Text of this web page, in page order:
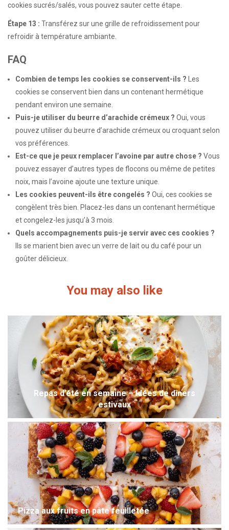
cookies sucrés/salés, vous pouvez sauter cette étape.
Étape 13 : Transférez sur une grille de refroidissement pour
refroidir à température ambiante.
FAQ
Combien de temps les cookies se conservent-ils ? Les
cookies se conservent bien dans un contenant hermétique
pendant environ une semaine.
Puis-je utiliser du beurre d’arachide crémeux ? Oui, vous
pouvez utiliser du beurre d’arachide crémeux ou croquant selon
vos préférences.
Est-ce que je peux remplacer l’avoine par autre chose ? Vous
pouvez essayer d’autres types de flocons ou même de petites
noix, mais l’avoine ajoute une texture unique.
Les cookies peuvent-ils être congelés ? Oui, ces cookies se
congèlent très bien. Placez-les dans un contenant hermétique
et congelez-les jusqu’à 3 mois.
Quels accompagnements puis-je servir avec ces cookies ?
Ils se marient bien avec un verre de lait ou du café pour un
goûter délicieux.
You may also like
Repas d’été en semaine – Idées de dîners
estivaux
Pizza aux fruits en pâte feuilletée